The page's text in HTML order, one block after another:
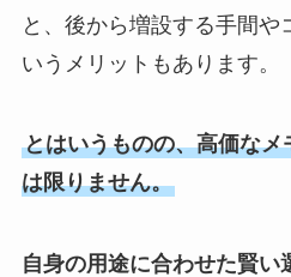
と、後から増設する手間や
いうメリットもあります。
とはいうものの、高価な
は限りません。
自身の用途に合わせた賢い